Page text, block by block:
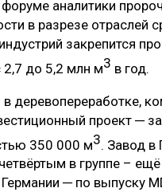
СУШКА ДРЕВЕСИНЫ
МЕБЕЛЬНОЕ ПРОИЗВОДСТВО
аналитики
в разрезе отраслей
закрепится
2,7 до 5,2 млн м3 в год.
деревопереработке,
проект ─
350 000 м3. Завод в
в группе –
─ по выпуску